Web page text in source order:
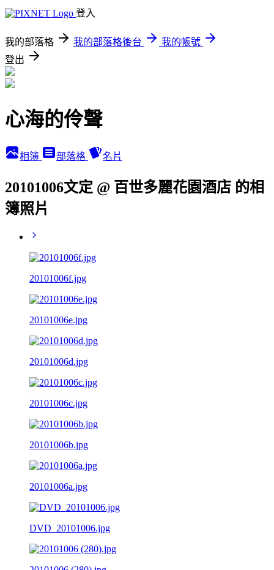
登入
我的部落格 我的部落格後台
我的帳號
登出
心海的伶聲
相簿 部落格 名片
20101006文定 @ 百世多麗花園酒店 的相
簿照片
20101006f.jpg
20101006e.jpg
20101006d.jpg
20101006c.jpg
20101006b.jpg
20101006a.jpg
DVD_20101006.jpg